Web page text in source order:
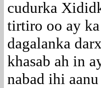
cudurka
tirtiro oo ay
dagalanka
khasab ah in
nabad ihi